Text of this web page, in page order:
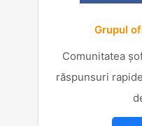
Grupul
Comunitatea
răspunsuri